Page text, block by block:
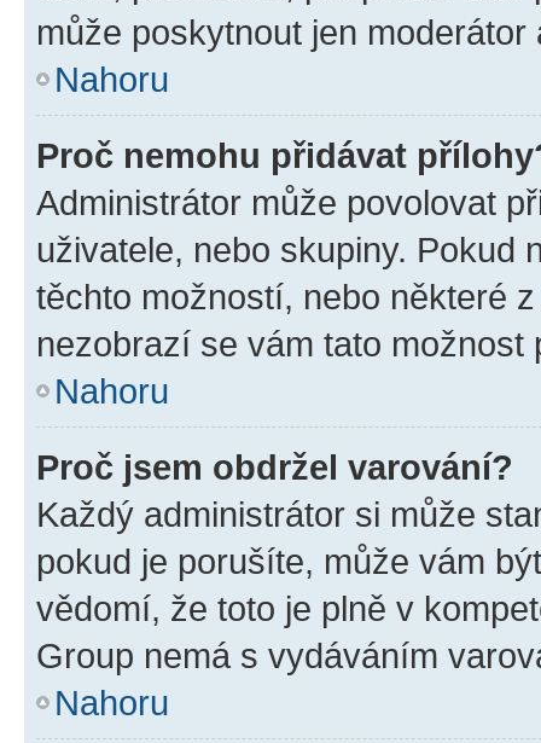
může poskytnout jen
Nahoru
Proč nemohu přidávat
Administrátor může povolovat
uživatele, nebo skupiny. Pokud
těchto možností, nebo některé
nezobrazí se vám tato
Nahoru
Proč jsem obdržel varování?
Každý administrátor si může
pokud je porušíte, může vám
vědomí, že toto je plně v
Group nemá s vydáváním
Nahoru